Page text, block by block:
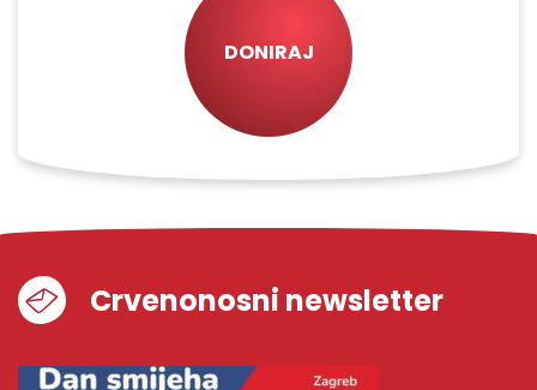
DONIRAJ
Crvenonosni newsletter